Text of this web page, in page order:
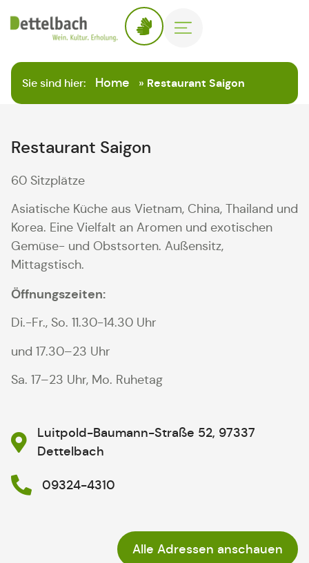
Sie sind hier: Home » Restaurant Saigon
Restaurant Saigon
60 Sitzplätze
Asiatische Küche aus Vietnam, China, Thailand und
Korea. Eine Vielfalt an Aromen und exotischen
Gemüse- und Obstsorten. Außensitz,
Mittagstisch.
Öffnungszeiten:
Di.-Fr., So. 11.30-14.30 Uhr
und 17.30–23 Uhr
Sa. 17–23 Uhr, Mo. Ruhetag
Luitpold-Baumann-Straße 52, 97337
Dettelbach
09324-4310
Alle Adressen anschauen